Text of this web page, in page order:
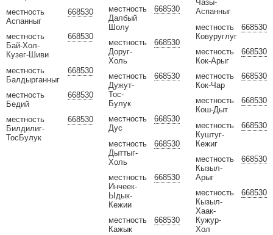
668530
местность
Аспанныг
668530
местность
Бай-Хол-
Кузег-Шиви
668530
местность
Балдырганныг
668530
местность
Бедий
668530
местность
Билдилиг-
ТосБулук
668530
местность
Далбый
Шолу
668530
местность
Доруг-
Холь
668530
местность
Дужут-
Тос-
Булук
668530
местность
Дус
668530
местность
Дыттыг-
Холь
668530
местность
Инчеек-
Ыдык-
Кежии
668530
местность
Кажык
Чазы-
Аспанныг
668530
местность
Ковуруглуг
668530
местность
Кок-Арыг
668530
местность
Кок-Чар
668530
местность
Кош-Дыт
668530
местность
Куштуг-
Кежиг
668530
местность
Кызыл-
Арыг
668530
местность
Кызыл-
Хаак-
Кужур-
Хол